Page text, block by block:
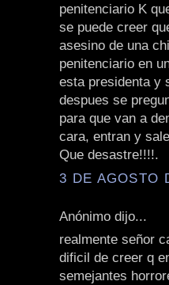
penitenciario K
se puede creer
asesino de una
penitenciario en
esta presidenta y
despues se
para que van a
cara, entran y
Que desastre!!!!.
3 DE AGOSTO
Anónimo dijo...
realmente señor
dificil de creer q
semejantes